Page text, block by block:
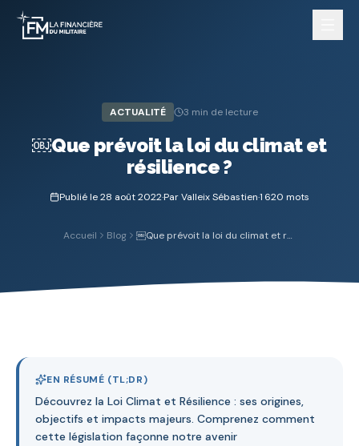
Nos services
ACTUALITÉ 3 min de lecture
￼Que prévoit la loi du climat et
résilience ?
Publié le28 août 2022·ParValleix Sébastien·1 620 mots
Accueil Blog ￼Que prévoit la loi du climat et résilience ?
EN RÉSUMÉ (TL;DR)
Découvrez la Loi Climat et Résilience : ses origines,
objectifs et impacts majeurs. Comprenez comment
cette législation façonne notre avenir